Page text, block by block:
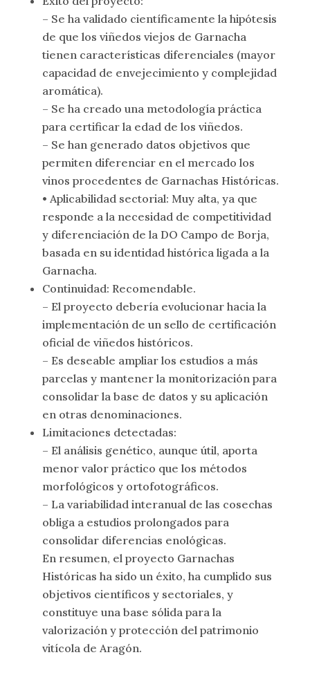
– Se ha validado científicamente la hipótesis
de que los viñedos viejos de Garnacha
tienen características diferenciales (mayor
capacidad de envejecimiento y complejidad
aromática).
– Se ha creado una metodología práctica
para certificar la edad de los viñedos.
– Se han generado datos objetivos que
permiten diferenciar en el mercado los
vinos procedentes de Garnachas Históricas.
• Aplicabilidad sectorial: Muy alta, ya que
responde a la necesidad de competitividad
y diferenciación de la DO Campo de Borja,
basada en su identidad histórica ligada a la
Garnacha.
Continuidad: Recomendable.
– El proyecto debería evolucionar hacia la
implementación de un sello de certificación
oficial de viñedos históricos.
– Es deseable ampliar los estudios a más
parcelas y mantener la monitorización para
consolidar la base de datos y su aplicación
en otras denominaciones.
Limitaciones detectadas:
– El análisis genético, aunque útil, aporta
menor valor práctico que los métodos
morfológicos y ortofotográficos.
– La variabilidad interanual de las cosechas
obliga a estudios prolongados para
consolidar diferencias enológicas.
En resumen, el proyecto Garnachas
Históricas ha sido un éxito, ha cumplido sus
objetivos científicos y sectoriales, y
constituye una base sólida para la
valorización y protección del patrimonio
vitícola de Aragón.